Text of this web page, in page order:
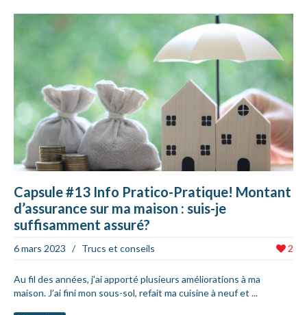
Capsule #13 Info Pratico-Pratique! Montant
d’assurance sur ma maison : suis-je
suffisamment assuré?
2
6 mars 2023 / Trucs et conseils
Au fil des années, j’ai apporté plusieurs améliorations à ma
maison. J’ai fini mon sous-sol, refait ma cuisine à neuf et ...